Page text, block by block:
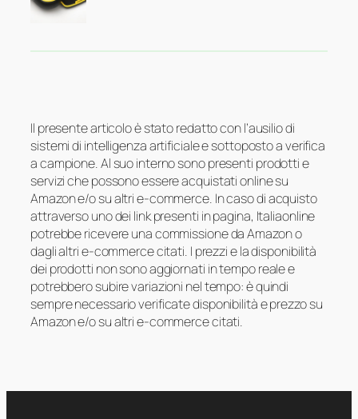
Il presente articolo è stato redatto con l’ausilio di
sistemi di intelligenza artificiale e sottoposto a verifica
a campione. Al suo interno sono presenti prodotti e
servizi che possono essere acquistati online su
Amazon e/o su altri e-commerce. In caso di acquisto
attraverso uno dei link presenti in pagina, Italiaonline
potrebbe ricevere una commissione da Amazon o
dagli altri e-commerce citati. I prezzi e la disponibilità
dei prodotti non sono aggiornati in tempo reale e
potrebbero subire variazioni nel tempo: è quindi
sempre necessario verificate disponibilità e prezzo su
Amazon e/o su altri e-commerce citati.